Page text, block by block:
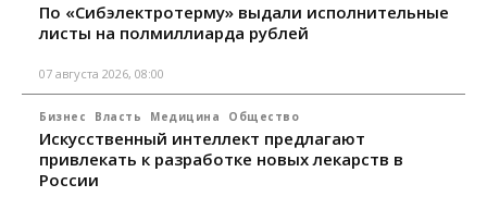
По «Сибэлектротерму» выдали исполнительные
листы на полмиллиарда рублей
07 августа 2026, 08:00
Бизнес Власть Медицина Общество
Искусственный интеллект предлагают
привлекать к разработке новых лекарств в
России